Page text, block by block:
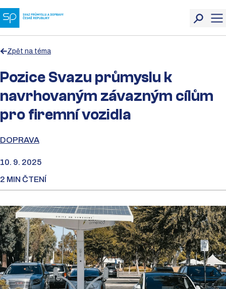
Zpět na téma
Pozice Svazu průmyslu k
navrhovaným závazným cílům
pro firemní vozidla
DOPRAVA
10. 9. 2025
2 MIN ČTENÍ